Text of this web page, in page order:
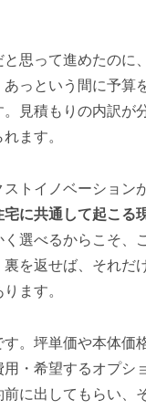
と思って進めたのに
っという間に予算
見積もりの内訳が
ます。
トイノベーション
宅に共通して起こる
選べるからこそ、
を返せば、それだ
ます。
。坪単価や本体価
・希望するオプシ
前に出してもらい、